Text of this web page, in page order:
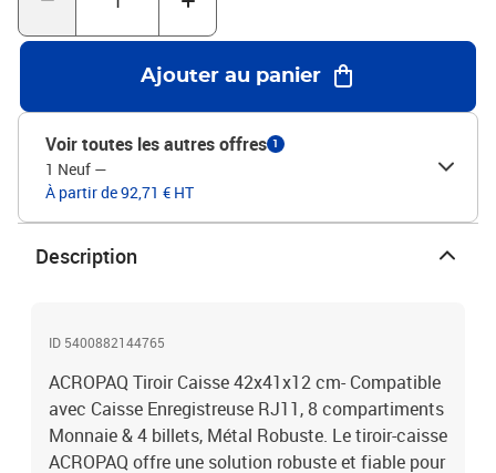
Ajouter au panier
Voir toutes les autres offres 1
1 Neuf —
À partir de 92,71 € HT
Description
ID 5400882144765
ACROPAQ Tiroir Caisse 42x41x12 cm- Compatible
avec Caisse Enregistreuse RJ11, 8 compartiments
Monnaie & 4 billets, Métal Robuste. Le tiroir-caisse
ACROPAQ offre une solution robuste et fiable pour